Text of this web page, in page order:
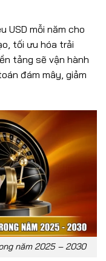
USD mỗi năm cho
tối ưu hóa trải
tảng sẽ vận hành
đám mây, giảm
năm 2025 – 2030